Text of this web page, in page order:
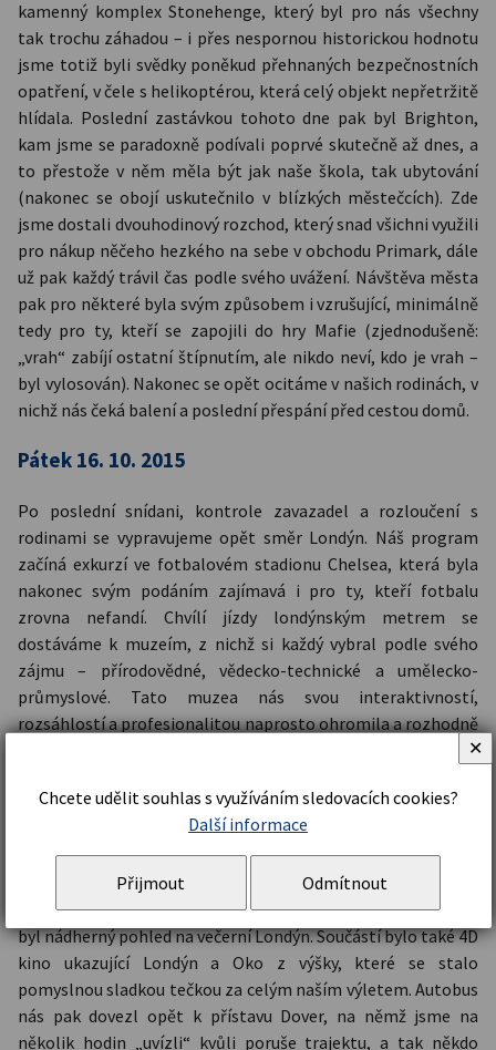
kamenný komplex Stonehenge, který byl pro nás všechny
tak trochu záhadou – i přes nespornou historickou hodnotu
jsme totiž byli svědky poněkud přehnaných bezpečnostních
opatření, v čele s helikoptérou, která celý objekt nepřetržitě
hlídala. Poslední zastávkou tohoto dne pak byl Brighton,
kam jsme se paradoxně podívali poprvé skutečně až dnes, a
to přestože v něm měla být jak naše škola, tak ubytování
(nakonec se obojí uskutečnilo v blízkých městečcích). Zde
jsme dostali dvouhodinový rozchod, který snad všichni využili
pro nákup něčeho hezkého na sebe v obchodu Primark, dále
už pak každý trávil čas podle svého uvážení. Návštěva města
pak pro některé byla svým způsobem i vzrušující, minimálně
tedy pro ty, kteří se zapojili do hry Mafie (zjednodušeně:
„vrah“ zabíjí ostatní štípnutím, ale nikdo neví, kdo je vrah –
byl vylosován). Nakonec se opět ocitáme v našich rodinách, v
nichž nás čeká balení a poslední přespání před cestou domů.
Pátek 16. 10. 2015
Po poslední snídani, kontrole zavazadel a rozloučení s
rodinami se vypravujeme opět směr Londýn. Náš program
začíná exkurzí ve fotbalovém stadionu Chelsea, která byla
nakonec svým podáním zajímavá i pro ty, kteří fotbalu
zrovna nefandí. Chvílí jízdy londýnským metrem se
dostáváme k muzeím, z nichž si každý vybral podle svého
zájmu – přírodovědné, vědecko-technické a umělecko-
průmyslové. Tato muzea nás svou interaktivností,
rozsáhlostí a profesionalitou naprosto ohromila a rozhodně
všem jejich návštěvu doporučujeme, byl to úžasný zážitek, s
Následující cesta metrem nás přesunula do samotného
centra města, kde si během dlouhého rozchodu každý stihl
nakoupit nebo prohlédnout věci, které ho zajímaly.
Posledním místem společné návštěvy pak bylo Londýnské
oko, ruské kolo vybudované k oslavě přelomu tisíciletí, z nějž
byl nádherný pohled na večerní Londýn. Součástí bylo také 4D
kino ukazující Londýn a Oko z výšky, které se stalo
pomyslnou sladkou tečkou za celým naším výletem. Autobus
nás pak dovezl opět k přístavu Dover, na němž jsme na
několik hodin „uvízli“ kvůli poruše trajektu, a tak někdo
Chcete udělit souhlas s využíváním sledovacích cookies?
Další informace
Přijmout Odmítnout
✕